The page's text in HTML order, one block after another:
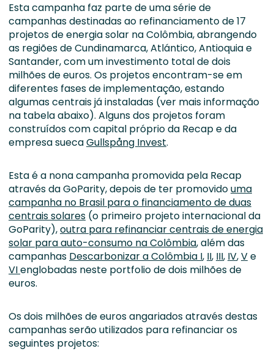
Esta campanha faz parte de uma série de
campanhas destinadas ao refinanciamento de 17
projetos de energia solar na Colômbia, abrangendo
as regiões de Cundinamarca, Atlántico, Antioquia e
Santander, com um investimento total de dois
milhões de euros. Os projetos encontram-se em
diferentes fases de implementação, estando
algumas centrais já instaladas (ver mais informação
na tabela abaixo). Alguns dos projetos foram
construídos com capital próprio da Recap e da
empresa suecaGullspång Invest.
Esta é a nona campanha promovida pela Recap
através da GoParity, depois de ter promovidouma
campanha no Brasil para o financiamento de duas
centrais solares (o primeiro projeto internacional da
GoParity),outra para refinanciar centrais de energia
solar para auto-consumo na Colômbia, além das
campanhas Descarbonizar a Colômbia I, II, III, IV,Ve
VIenglobadas neste portfolio de dois milhões de
euros.
Os dois milhões de euros angariados através destas
campanhas serão utilizados para refinanciar os
seguintes projetos: